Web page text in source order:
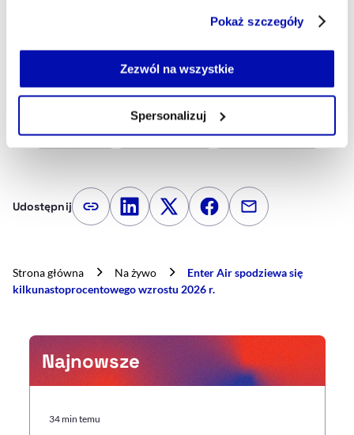
Jeżeli nie wyrażasz zgody na zapisywanie plików cookie,
możesz łatwo zarządzać swoimi uprawnieniami, np. we
własnej przeglądarce internetowej lub po wybraniu opcji
Pokaż szczegóły
Zezwól na wszystkie
Spersonalizuj
Źródło: PAP
Najnowsze
34 min temu
Tagi ENTER AIR GOSPODARKA LINIE LOTNICZE
Udostępnij Kopiuj link artykułu
Udostępnij na LinkedIn
Udostępnij na Twitterze
Udostępnij na
Udostępnij
Strona główna Na żywo
Enter Air spodziewa się
kilkunastoprocentowego wzrostu 2026 r.